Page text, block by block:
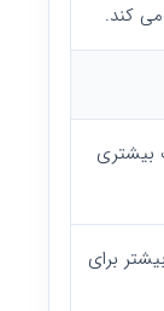
می کند.
انعطاف بیشتری
برای